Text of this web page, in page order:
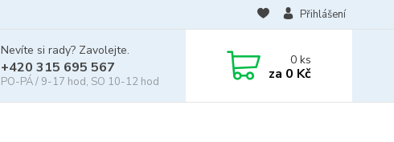
Přihlášení
Nevíte si rady? Zavolejte.
+420 315 695 567
PO-PÁ / 9-17 hod, SO 10-12 hod
0ks
za 0 Kč